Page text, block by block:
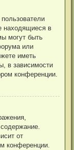
находящиеся в
могут быть
или
иметь
в зависимости
конференции.
от
конференции.